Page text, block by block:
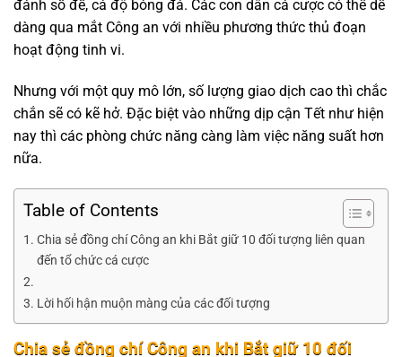
đánh số đề, cá độ bóng đá. Các con dân cá cược có thể dễ
dàng qua mắt Công an với nhiều phương thức thủ đoạn
hoạt động tinh vi.
Nhưng với một quy mô lớn, số lượng giao dịch cao thì chắc
chắn sẽ có kẽ hở. Đặc biệt vào những dịp cận Tết như hiện
nay thì các phòng chức năng càng làm việc năng suất hơn
nữa.
Table of Contents
Chia sẻ đồng chí Công an khi Bắt giữ 10 đối tượng liên quan
đến tổ chức cá cược
Lời hối hận muộn màng của các đối tượng
Chia sẻ đồng chí Công an khi Bắt giữ 10 đối